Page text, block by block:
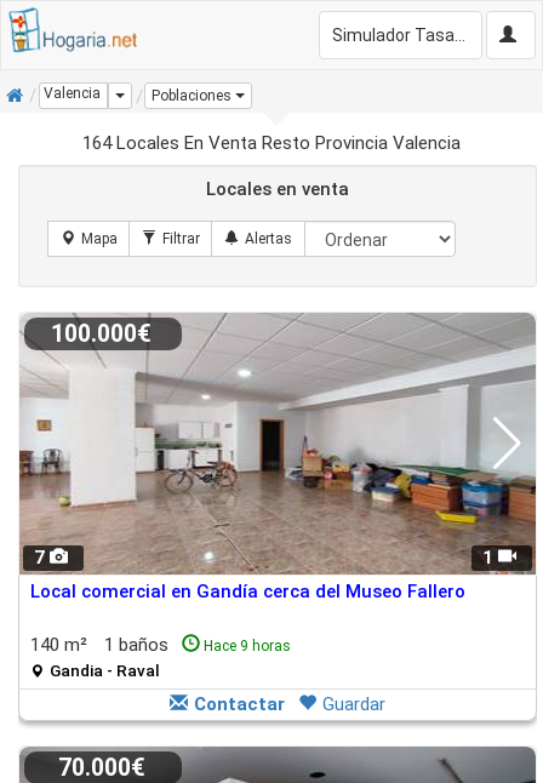
InicioValencia Dropdown
Poblaciones
164 Locales En Venta Resto Provincia Valencia
Locales en venta
7 1
100.000€
Local comercial en Gandía cerca del Museo Fallero
140 m² 1 baños Hace 9 horas
Gandia - Raval
Contactar Guardar
70.000€